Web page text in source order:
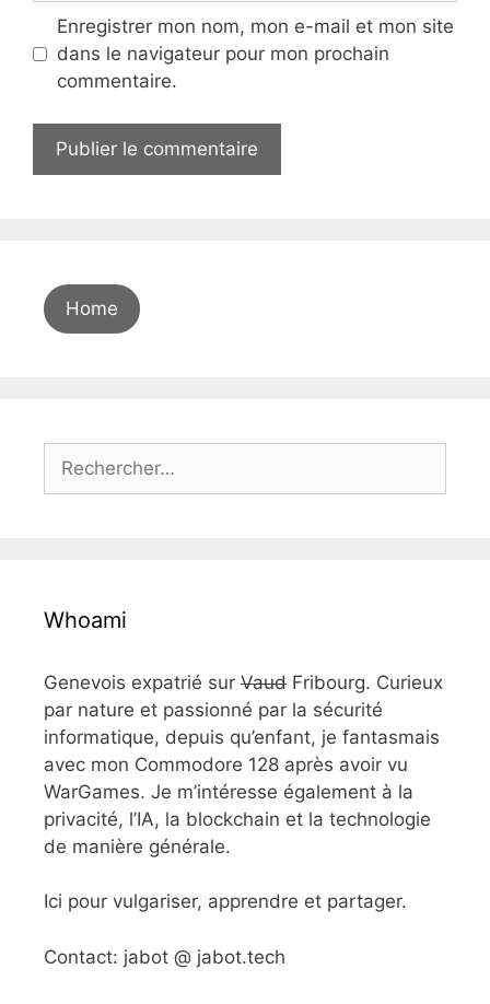
Enregistrer mon nom, mon e-mail et mon site
dans le navigateur pour mon prochain
commentaire.
Home
Whoami
Genevois expatrié sur Vaud Fribourg. Curieux
par nature et passionné par la sécurité
informatique, depuis qu’enfant, je fantasmais
avec mon Commodore 128 après avoir vu
WarGames. Je m’intéresse également à la
privacité, l’IA, la blockchain et la technologie
de manière générale.
Ici pour vulgariser, apprendre et partager.
Contact: jabot @ jabot.tech